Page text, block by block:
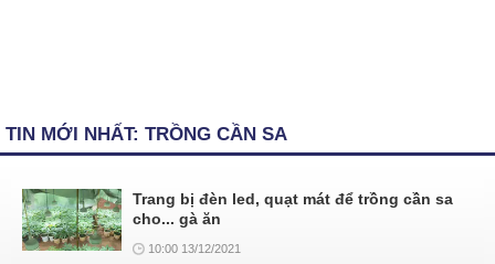
TIN MỚI NHẤT: TRỒNG CẦN SA
Trang bị đèn led, quạt mát để trồng cần sa
cho... gà ăn
10:00 13/12/2021